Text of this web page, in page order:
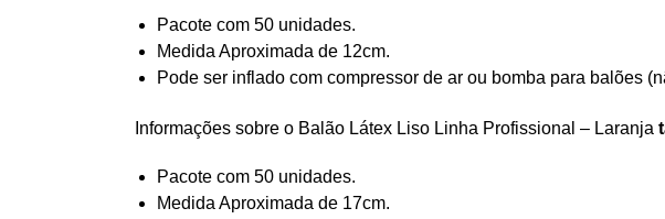
Pacote com 50 unidades.
Medida Aproximada de 12cm.
Pode ser inflado com compressor de ar ou bomba para balões
Informações sobre o Balão Látex Liso Linha Profissional – Laranja
Pacote com 50 unidades.
Medida Aproximada de 17cm.